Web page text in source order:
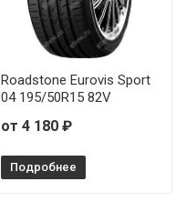
Roadstone Eurovis Sport
04 195/50R15 82V
от 4 180 ₽
Подробнее